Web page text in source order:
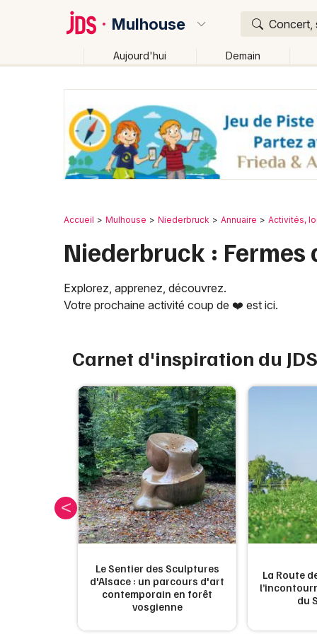
Mulhouse Concert,
Aujourd'hui Demain
Accueil Mulhouse Niederbruck Annuaire Activités,
Niederbruck : Fermes
Explorez, apprenez, découvrez.
Votre prochaine activité coup de ❤️ est ici.
Carnet d'inspiration du JDS
Le Sentier des Sculptures
d'Alsace : un parcours d'art
contemporain en forêt
vosgienne
La Route
du
Où ?
Mulhouse et alentours Haut-Rhin (68) Alsace